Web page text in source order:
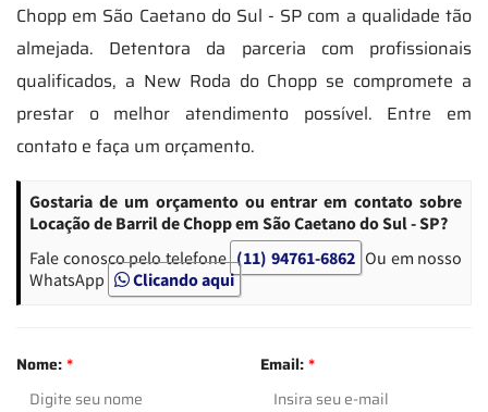
Chopp em São Caetano do Sul - SP com a qualidade tão
almejada. Detentora da parceria com profissionais
qualificados, a New Roda do Chopp se compromete a
prestar o melhor atendimento possível. Entre em
contato e faça um orçamento.
Gostaria de um orçamento ou entrar em contato sobre
Locação de Barril de Chopp em São Caetano do Sul - SP?
Fale conosco pelo telefone (11) 94761-6862 Ou em nosso
WhatsApp
Clicando aqui
Nome:* Email:*